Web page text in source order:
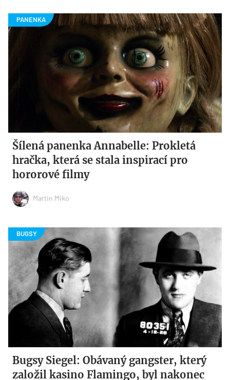
Šílená panenka Annabelle: Prokletá
hračka, která se stala inspirací pro
hororové filmy
Martin Miko
Bugsy Siegel: Obávaný gangster, který
založil kasino Flamingo, byl nakonec